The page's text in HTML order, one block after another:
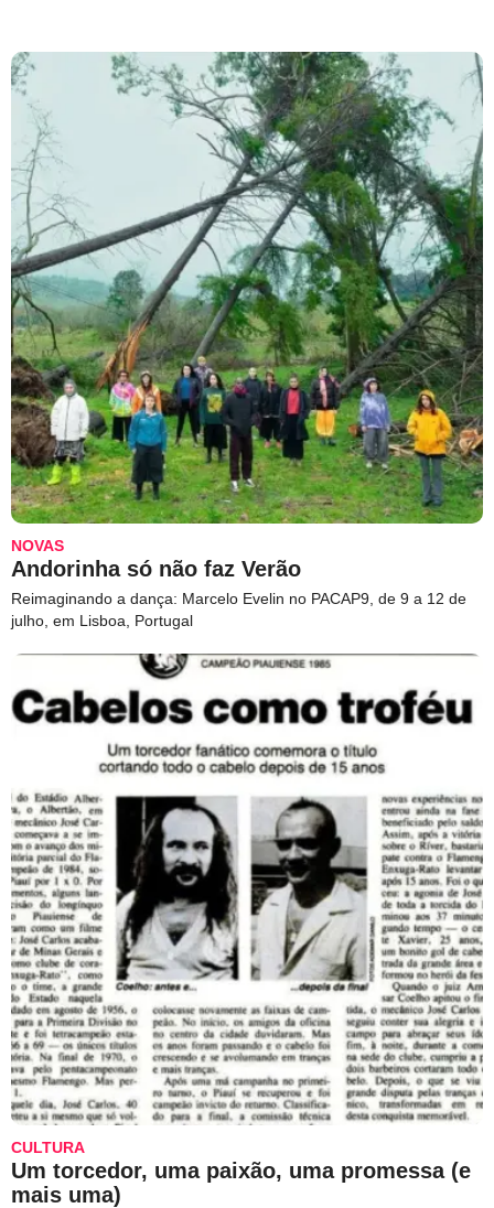
NOVAS
Andorinha só não faz Verão
Reimaginando a dança: Marcelo Evelin no PACAP9, de 9 a 12 de
julho, em Lisboa, Portugal
CULTURA
Um torcedor, uma paixão, uma promessa (e
mais uma)